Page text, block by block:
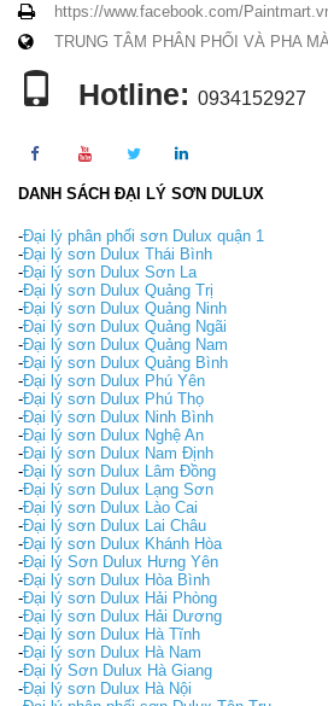
https://www.facebook.com/
TRUNG TÂM PHÂN PHỐI VÀ PHA
Hotline: 0934152927
DANH SÁCH ĐẠI LÝ SƠN DULUX
-Đại lý phân phối sơn Dulux quận 1
-Đại lý sơn Dulux Thái Bình
-Đại lý sơn Dulux Sơn La
-Đại lý sơn Dulux Quảng Trị
-Đại lý sơn Dulux Quảng Ninh
-Đại lý sơn Dulux Quảng Ngãi
-Đại lý sơn Dulux Quảng Nam
-Đại lý sơn Dulux Quảng Bình
-Đại lý sơn Dulux Phú Yên
-Đại lý sơn Dulux Phú Thọ
-Đại lý sơn Dulux Ninh Bình
-Đại lý sơn Dulux Nghệ An
-Đại lý sơn Dulux Nam Định
-Đại lý sơn Dulux Lâm Đồng
-Đại lý sơn Dulux Lạng Sơn
-Đại lý sơn Dulux Lào Cai
-Đại lý sơn Dulux Lai Châu
-Đại lý sơn Dulux Khánh Hòa
-Đại lý Sơn Dulux Hưng Yên
-Đại lý sơn Dulux Hòa Bình
-Đại lý sơn Dulux Hải Phòng
-Đại lý sơn Dulux Hải Dương
-Đại lý sơn Dulux Hà Tĩnh
-Đại lý sơn Dulux Hà Nam
-Đại lý Sơn Dulux Hà Giang
-Đại lý sơn Dulux Hà Nội